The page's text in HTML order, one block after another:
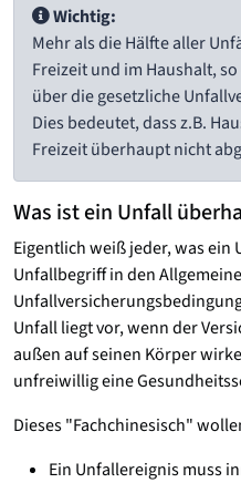
Wichtig:
Mehr als die Hälfte aller
Freizeit und im Haushalt,
über die gesetzliche
Dies bedeutet, dass z.B.
Freizeit überhaupt nicht
Was ist ein Unfall
Eigentlich weiß jeder, was
Unfallbegriff in den
Unfall liegt vor, wenn der
außen auf seinen Körper
unfreiwillig eine
Dieses "Fachchinesisch"
Ein Unfallereignis muss